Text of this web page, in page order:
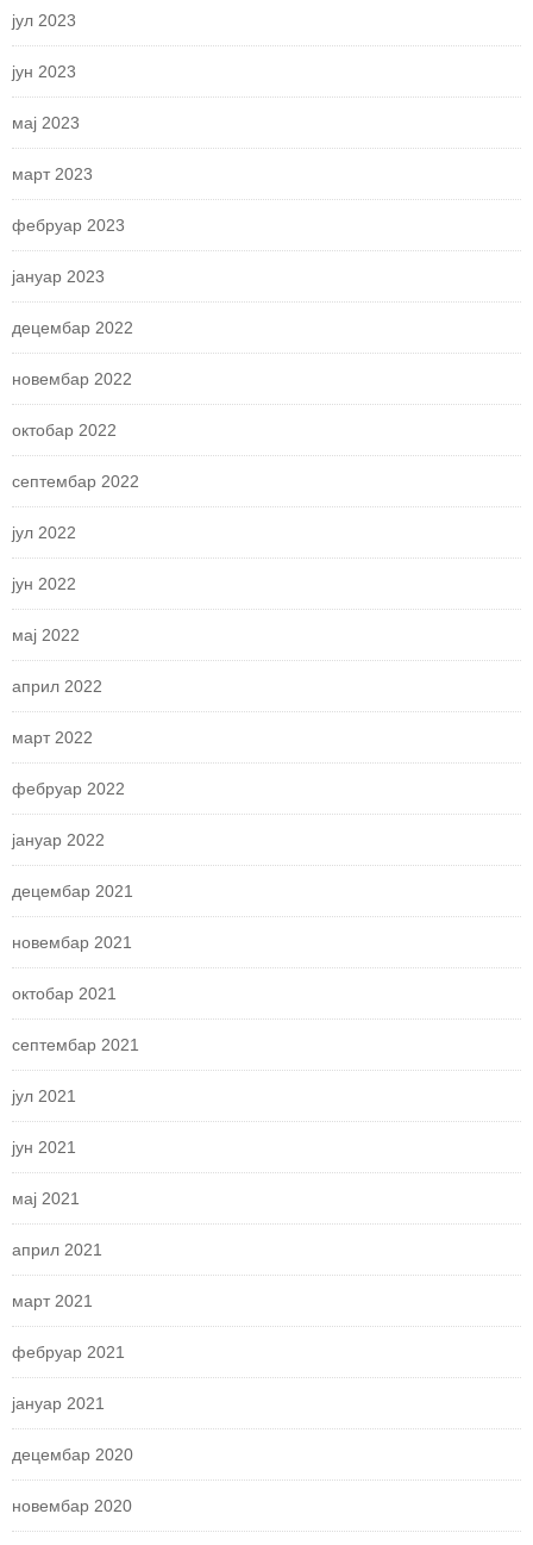
јул 2023
јун 2023
мај 2023
март 2023
фебруар 2023
јануар 2023
децембар 2022
новембар 2022
октобар 2022
септембар 2022
јул 2022
јун 2022
мај 2022
април 2022
март 2022
фебруар 2022
јануар 2022
децембар 2021
новембар 2021
октобар 2021
септембар 2021
јул 2021
јун 2021
мај 2021
април 2021
март 2021
фебруар 2021
јануар 2021
децембар 2020
новембар 2020